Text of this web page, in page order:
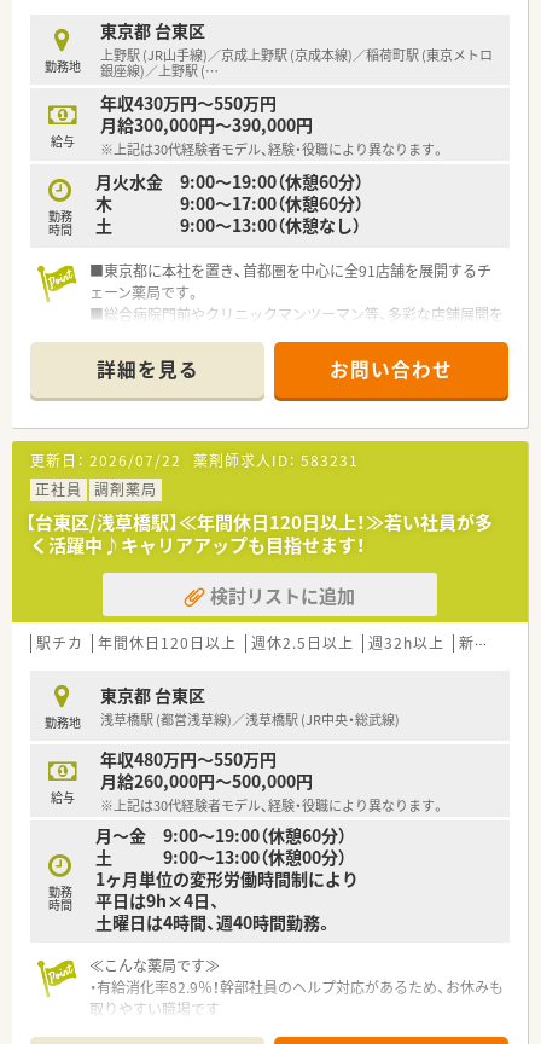
■充実した研修制度、人事制度、評価制度、キャリア支援制度等
があるのも特徴です
勤務地
東京都 台東区
上野駅 (JR山手線)／京成上野駅 (京成本線)／稲荷町駅 (東京メトロ
銀座線)／上野駅 (…
給与
年収430万円～550万円
月給300,000円～390,000円
※上記は30代経験者モデル、経験・役職により異なります。
勤務
時間
月火水金 9:00～19:00（休憩60分）
木 9:00～17:00（休憩60分）
土 9:00～13:00（休憩なし）
■東京都に本社を置き、首都圏を中心に全91店舗を展開するチ
ェーン薬局です。
■総合病院門前やクリニックマンツーマン等、多彩な店舗展開を
■定着率が高く、新卒の3年定着率は93％、5年定着率は89%で
す。
■手厚い研修制度が魅力！他、、産前産後休暇・育児休暇後も完
備！復帰したママさん薬剤師も多くいらっしゃいます！
詳細を見る お問い合わせ
更新日： 2026/07/22 薬剤師求人ID： 583231
正社員
調剤薬局
【台東区/浅草橋駅】≪年間休日120日以上！≫若い社員が多
く活躍中♪キャリアアップも目指せます！
検討リストに追加
駅チカ 年間休日120日以上 週休2.5日以上 週32h以上 新卒可
勤務地
東京都 台東区
浅草橋駅 (都営浅草線)／浅草橋駅 (JR中央・総武線)
給与
年収480万円～550万円
月給260,000円～500,000円
※上記は30代経験者モデル、経験・役職により異なります。
勤務
時間
月～金 9:00～19:00（休憩60分）
土 9:00～13:00（休憩00分）
1ヶ月単位の変形労働時間制により
平日は9h×4日、
土曜日は4時間、週40時間勤務。
≪こんな薬局です≫
・有給消化率82.9％！幹部社員のヘルプ対応があるため、お休みも
取りやすい職場です